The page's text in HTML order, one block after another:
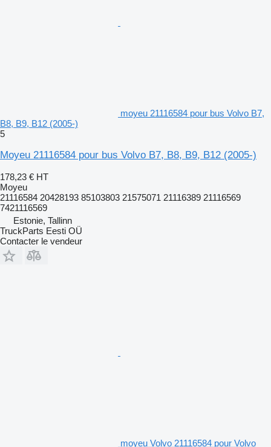
moyeu 21116584 pour bus Volvo B7,
B8, B9, B12 (2005-)
5
Moyeu 21116584 pour bus Volvo B7, B8, B9, B12 (2005-)
178,23 € HT
Moyeu
21116584 20428193 85103803 21575071 21116389 21116569
7421116569
Estonie, Tallinn
TruckParts Eesti OÜ
Contacter le vendeur
moyeu Volvo 21116584 pour Volvo